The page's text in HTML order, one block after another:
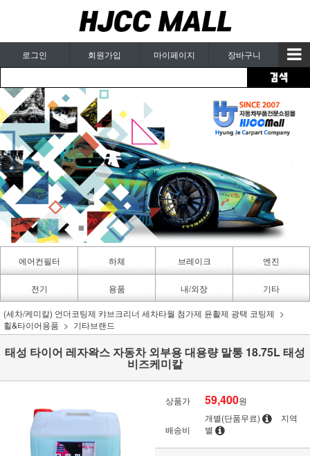
로그인 회원가입 마이페이지 장바구니
에어컨필터
카페인트
하체 브레이크 엔진
전기 용품 내/외장 기타
(세차/케미칼) 언더코팅제 캬브크리너 세차타월 첨가제 윤활제 광택 코팅제
휠&타이어용품
기타브랜드
태성 타이어 레자왁스 자동차 외부용 대용량 말통 18.75L 태성
비즈케미칼
상품가 59,400원
배송비
개별(단품무료)
지역
별